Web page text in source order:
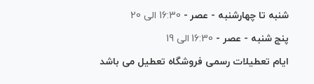
شنبه تا چهارشنبه - عصر - 16:30 الی 20
پنج شنبه - عصر - 16:30 الی 19
ایام تعطیلات رسمی فروشگاه تعطیل می باشد